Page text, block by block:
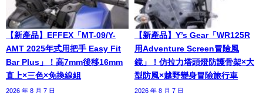
【新產品】EFFEX「MT-09/Y-
AMT 2025年式用把手 Easy Fit
Bar Plus」！高7mm後移16mm
直上×三色×免換線組
2026 年 8 月 7 日
【新產品】Y’s Gear「WR125R
用Adventure Screen冒險風
鏡」！仿拉力塔頭燈防護骨架×大
型防風×越野變身冒險旅行車
2026 年 8 月 7 日